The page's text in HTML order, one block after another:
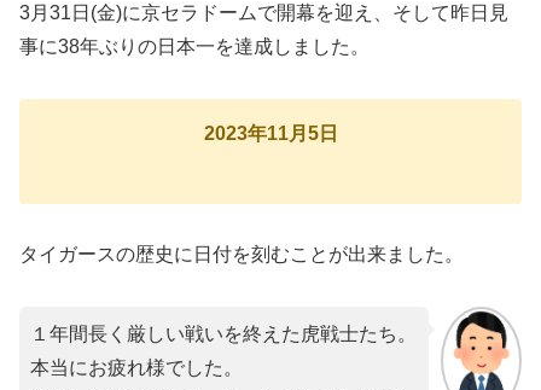
3月31日(金)に京セラドームで開幕を迎え、そして昨日見
事に38年ぶりの日本一を達成しました。
2023年11月5日
タイガースの歴史に日付を刻むことが出来ました。
１年間長く厳しい戦いを終えた虎戦士たち。
本当にお疲れ様でした。